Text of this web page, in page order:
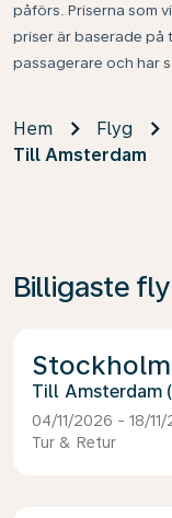
påförs. Priserna som
priser är baserade på
passagerare och har
Hem Flyg
Till Amsterdam
Billigaste
Amsterdam
04/11/2026 - 18/
Tur & Retur